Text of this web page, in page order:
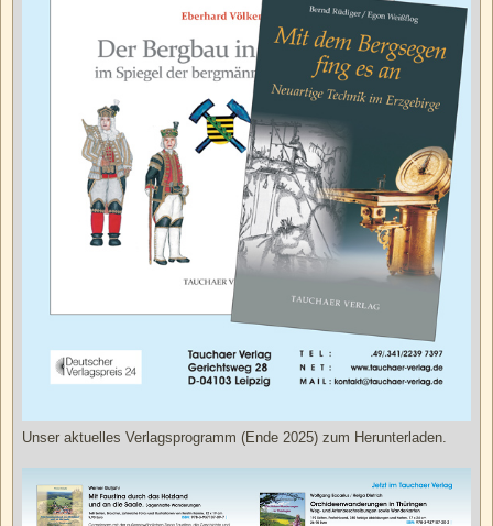
Unser aktuelles Verlagsprogramm (Ende 2025) zum Herunterladen.